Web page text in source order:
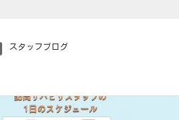
スタッフブログ